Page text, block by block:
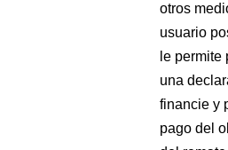
otros
usuario
le
una
financie y
pago del